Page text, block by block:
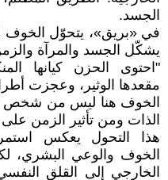
الجسد.
في «بريق»، يتحوّل الخوف
يشكّل الجسد والمرآة
"احتوى الحزن كيانها
مقعدها الوثير، وعجزت
الخوف هنا ليس من شخص
الذات ومن تأثير الزمن
هذا التحول يعكس
الخوف والوعي البشري،
الخارجي إلى القلق